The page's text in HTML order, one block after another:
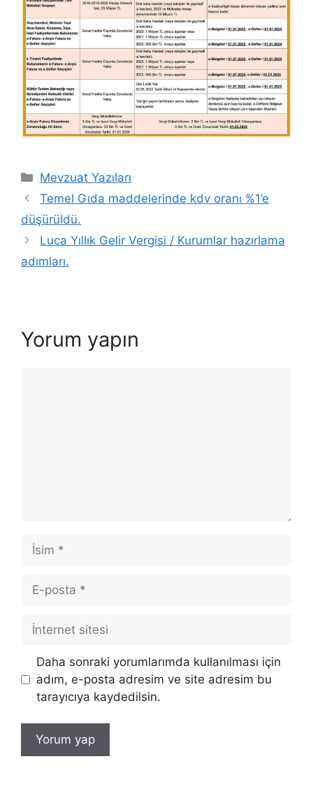
Kategoriler
Mevzuat Yazıları
Temel Gıda maddelerinde kdv oranı %1’e
düşürüldü.
Luca Yıllık Gelir Vergisi / Kurumlar hazırlama
adımları.
Yorum yapın
İsim
posta
İnternet
sitesi
Daha sonraki yorumlarımda kullanılması için
adım, e-posta adresim ve site adresim bu
tarayıcıya kaydedilsin.